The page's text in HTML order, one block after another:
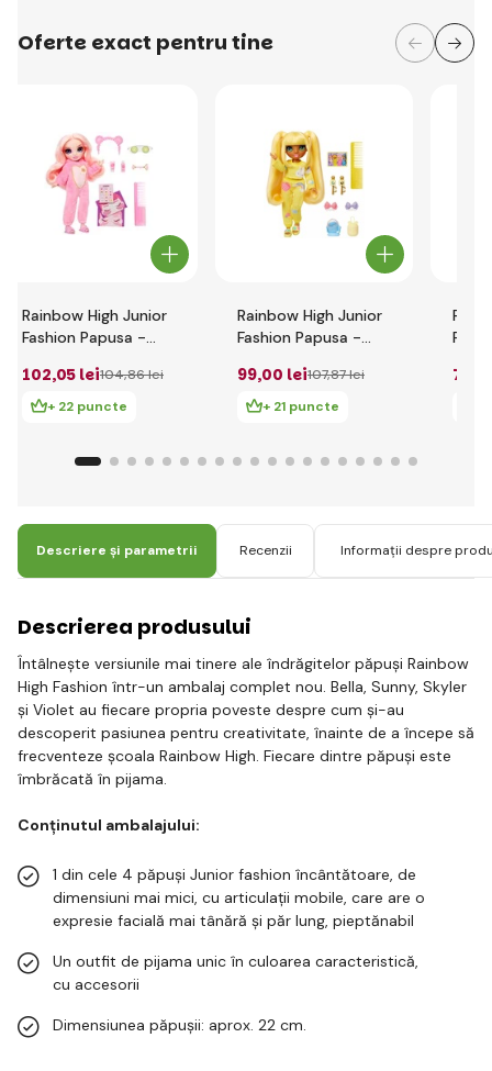
Oferte exact pentru tine
Rainbow High Junior
Fashion Papusa -
102,05 lei104,86 lei
+ 22 puncte
Rainbow High Junior
Fashion Papusa -
99,00 lei107,87 lei
+ 21 puncte
79
Descriere și parametrii Recenzii Informații despre
Descrierea produsului
Întâlnește versiunile mai tinere ale îndrăgitelor păpuși Rainbow
High Fashion într-un ambalaj complet nou. Bella, Sunny, Skyler
și Violet au fiecare propria poveste despre cum și-au
descoperit pasiunea pentru creativitate, înainte de a începe să
frecventeze școala Rainbow High. Fiecare dintre păpuși este
îmbrăcată în pijama.
Conținutul ambalajului:
1 din cele 4 păpuși Junior fashion încântătoare, de
dimensiuni mai mici, cu articulații mobile, care are o
expresie facială mai tânără și păr lung, pieptănabil
Un outfit de pijama unic în culoarea caracteristică,
cu accesorii
Dimensiunea păpușii: aprox. 22 cm.